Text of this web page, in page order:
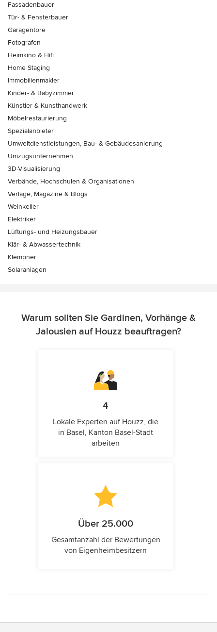
Fassadenbauer
Tür- & Fensterbauer
Garagentore
Fotografen
Heimkino & Hifi
Home Staging
Immobilienmakler
Kinder- & Babyzimmer
Künstler & Kunsthandwerk
Möbelrestaurierung
Spezialanbieter
Umweltdienstleistungen, Bau- & Gebäudesanierung
Umzugsunternehmen
3D-Visualisierung
Verbände, Hochschulen & Organisationen
Verlage, Magazine & Blogs
Weinkeller
Elektriker
Lüftungs- und Heizungsbauer
Klär- & Abwassertechnik
Klempner
Solaranlagen
Warum sollten Sie Gardinen, Vorhänge &
Jalousien auf Houzz beauftragen?
4
Lokale Experten auf Houzz, die
in Basel, Kanton Basel-Stadt
arbeiten
Über 25.000
Gesamtanzahl der Bewertungen
von Eigenheimbesitzern